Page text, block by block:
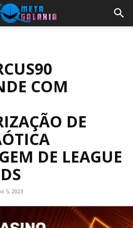
COM
DE
DE LEAGUE
5, 2023